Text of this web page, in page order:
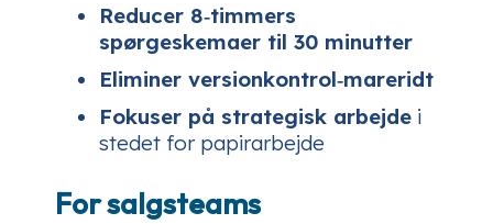
Reducer 8‑timmers
spørgeskemaer til 30 minutter
Eliminer versionkontrol‑mareridt
Fokuser på strategisk arbejde i
stedet for papirarbejde
For salgsteams